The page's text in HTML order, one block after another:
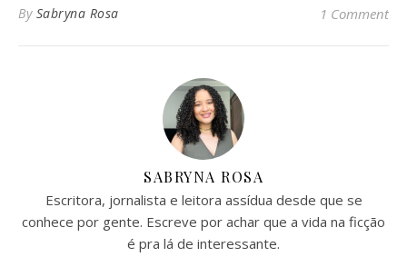
By Sabryna Rosa 1 Comment
SABRYNA ROSA
Escritora, jornalista e leitora assídua desde que se
conhece por gente. Escreve por achar que a vida na ficção
é pra lá de interessante.